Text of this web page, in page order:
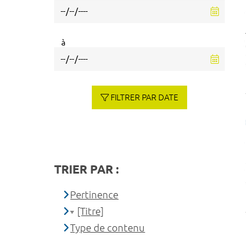
à
FILTRER PAR DATE
TRIER PAR :
Pertinence
[Titre]
Type de contenu